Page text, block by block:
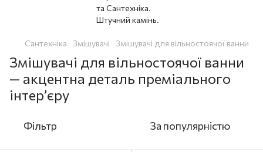
Сантехніка Змішувачі Змішувачі для вільностоячої ванни
Змішувачі для вільностоячої ванни
— акцентна деталь преміального
інтер’єру
Фільтр За популярністю